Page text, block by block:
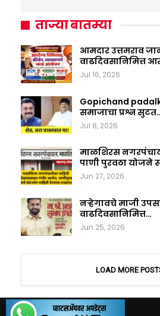
ताज्या बातम्या
आमदार उत्तमराव
वाढदिवसानिमित्त
Jul 16, 2026
Gopichand
समाजाचा प्रश्न
Jul 8, 2026
माळशिरस
पाणी पुरवठा योजने
Jun 27, 2026
नऱ्हेगावचे माजी
वाढदिवसानिमित्त…
Jun 25, 2026
LOAD MORE